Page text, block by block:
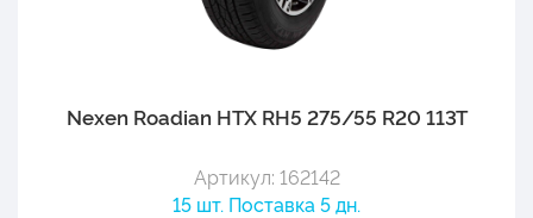
Nexen Roadian HTX RH5 275/55 R20 113T
Артикул: 162142
15 шт. Поставка 5 дн.